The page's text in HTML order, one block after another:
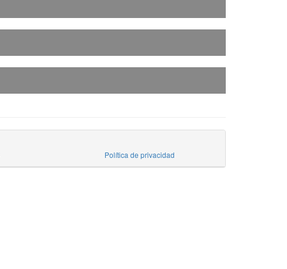
Política de privacidad